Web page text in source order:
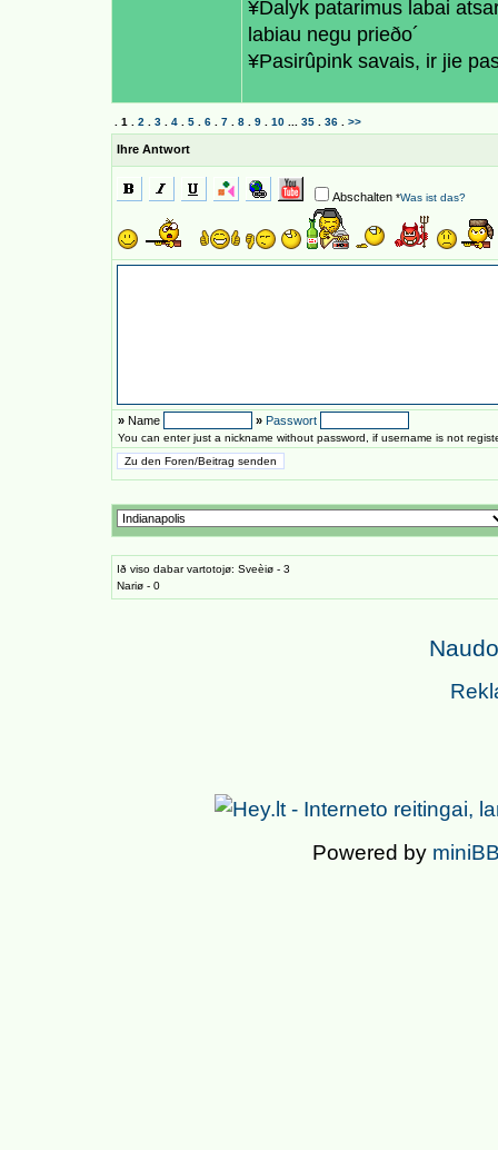
¥Dalyk patarimus labai
labiau negu prieðo´
¥Pasirûpink savais, ir jie
1 2 3 4 5 6 7 8 9 10 35 36 >>
Ihre Antwort
Abschalten *Was ist das?
» Name » Passwort
You can enter just a nickname without password, if username is not
Ið viso dabar vartotojø: Sveèiø - 3
Nariø - 0
Powered by